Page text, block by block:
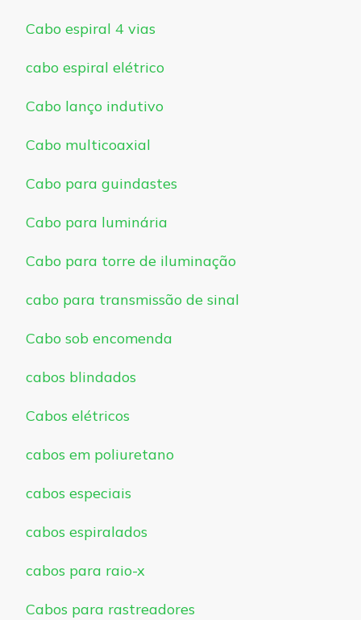
Cabo espiral 4 vias
cabo espiral elétrico
Cabo lanço indutivo
Cabo multicoaxial
Cabo para guindastes
Cabo para luminária
Cabo para torre de iluminação
cabo para transmissão de sinal
Cabo sob encomenda
cabos blindados
Cabos elétricos
cabos em poliuretano
cabos especiais
cabos espiralados
cabos para raio-x
Cabos para rastreadores